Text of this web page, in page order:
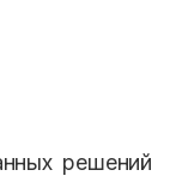
решений